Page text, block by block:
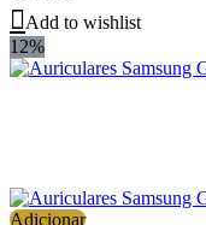
Add to wishlist
12%
Adicionar